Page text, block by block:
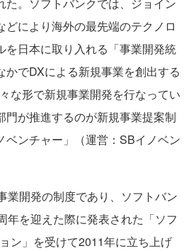
た。ソフトバンクでは、ジョイン
どにより海外の最先端のテクノロ
を日本に取り入れる「事業開発統
かでDXによる新規事業を創出する
な形で新規事業開発を行なってい
門が推進するのが新規事業提案制
ベンチャー」（運営：SBイノベン
開発の制度であり、ソフトバン
年を迎えた際に発表された「ソフ
ン」を受けて2011年に立ち上げ